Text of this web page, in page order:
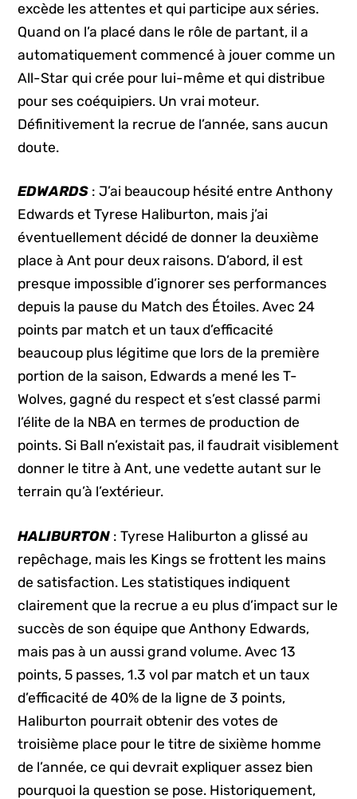
excède les attentes et qui participe aux séries.
Quand on l’a placé dans le rôle de partant, il a
automatiquement commencé à jouer comme un
All-Star qui crée pour lui-même et qui distribue
pour ses coéquipiers. Un vrai moteur.
Définitivement la recrue de l’année, sans aucun
doute.
EDWARDS : J’ai beaucoup hésité entre Anthony
Edwards et Tyrese Haliburton, mais j’ai
éventuellement décidé de donner la deuxième
place à Ant pour deux raisons. D’abord, il est
presque impossible d’ignorer ses performances
depuis la pause du Match des Étoiles. Avec 24
points par match et un taux d’efficacité
beaucoup plus légitime que lors de la première
portion de la saison, Edwards a mené les T-
Wolves, gagné du respect et s’est classé parmi
l’élite de la NBA en termes de production de
points. Si Ball n’existait pas, il faudrait visiblement
donner le titre à Ant, une vedette autant sur le
terrain qu’à l’extérieur.
HALIBURTON : Tyrese Haliburton a glissé au
repêchage, mais les Kings se frottent les mains
de satisfaction. Les statistiques indiquent
clairement que la recrue a eu plus d’impact sur le
succès de son équipe que Anthony Edwards,
mais pas à un aussi grand volume. Avec 13
points, 5 passes, 1.3 vol par match et un taux
d’efficacité de 40% de la ligne de 3 points,
Haliburton pourrait obtenir des votes de
troisième place pour le titre de sixième homme
de l’année, ce qui devrait expliquer assez bien
pourquoi la question se pose. Historiquement,